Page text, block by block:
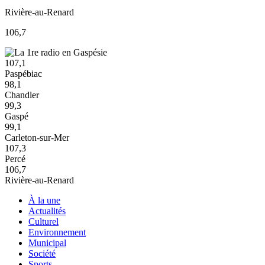
Rivière-au-Renard
106,7
107,1
Paspébiac
98,1
Chandler
99,3
Gaspé
99,1
Carleton-sur-Mer
107,3
Percé
106,7
Rivière-au-Renard
À la une
Actualités
Culturel
Environnement
Municipal
Société